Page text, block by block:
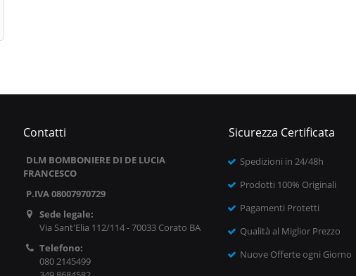
Contatti
DLM BOMBONIERE DI DE LUCIA
FRANCESCO
P.IVA 08007970729
Sede legale:
Via Sant'Elia 112/114 - 70033 Corato BA
Telefono:
080 2145499
Sicurezza Certificata
Spedizioni in 24/48h
Prodotti 100% Originali
Pagamenti Protetti
Qualità al Miglior Prezzo
Nuove Offerte ogni Giorno